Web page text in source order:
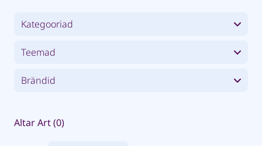
Kategooriad
Teemad
Brändid
Altar Art (0)